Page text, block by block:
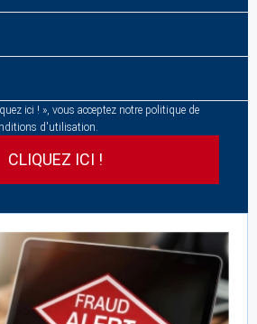
ici ! », vous acceptez notre politique de
d'utilisation.